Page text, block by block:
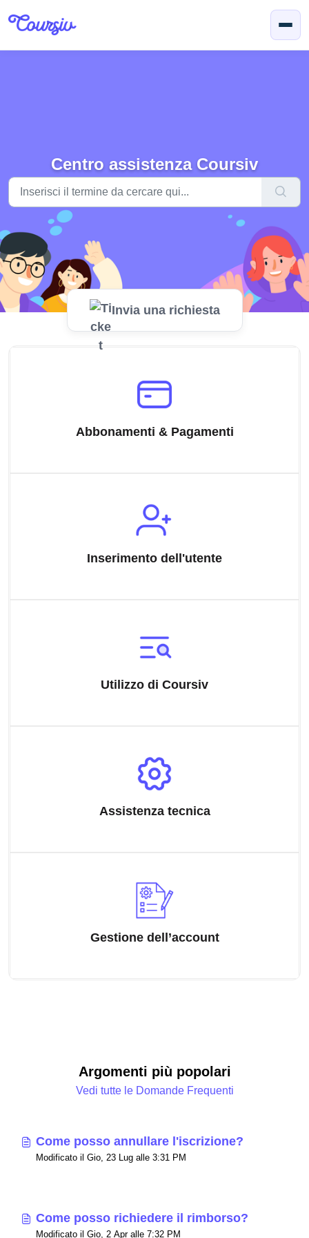
Centro assistenza Coursiv
Invia una richiesta
Abbonamenti & Pagamenti
Inserimento dell'utente
Utilizzo di Coursiv
Assistenza tecnica
Gestione dell’account
Argomenti più popolari
Vedi tutte le Domande Frequenti
Come posso annullare l'iscrizione?
Modificato il Gio, 23 Lug alle 3:31 PM
Come posso richiedere il rimborso?
Modificato il Gio, 2 Apr alle 7:32 PM